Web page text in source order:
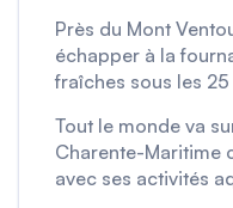
Près du Mont
échapper à la
fraîches sous les
Tout le monde va
Charente-Maritime
avec ses activités